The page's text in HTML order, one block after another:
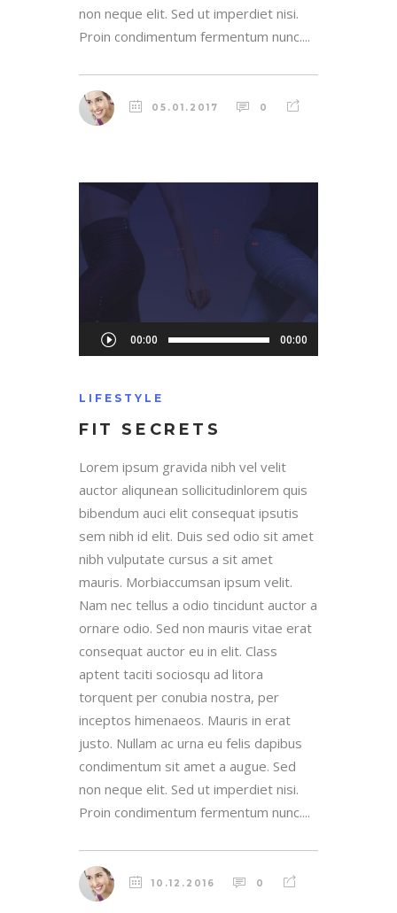
non neque elit. Sed ut imperdiet nisi.
Proin condimentum fermentum nunc....
05.01.2017 0
Audio
Player
00:00 00:00
LIFESTYLE
FIT SECRETS
Lorem ipsum gravida nibh vel velit
auctor aliqunean sollicitudinlorem quis
bibendum auci elit consequat ipsutis
sem nibh id elit. Duis sed odio sit amet
nibh vulputate cursus a sit amet
mauris. Morbiaccumsan ipsum velit.
Nam nec tellus a odio tincidunt auctor a
ornare odio. Sed non mauris vitae erat
consequat auctor eu in elit. Class
aptent taciti sociosqu ad litora
torquent per conubia nostra, per
inceptos himenaeos. Mauris in erat
justo. Nullam ac urna eu felis dapibus
condimentum sit amet a augue. Sed
non neque elit. Sed ut imperdiet nisi.
Proin condimentum fermentum nunc....
10.12.2016 0